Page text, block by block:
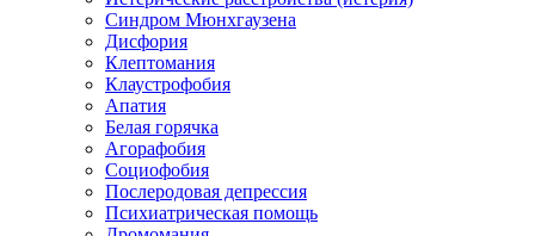
Синдром Мюнхгаузена
Дисфория
Клептомания
Клаустрофобия
Апатия
Белая горячка
Агорафобия
Социофобия
Послеродовая депрессия
Психиатрическая помощь